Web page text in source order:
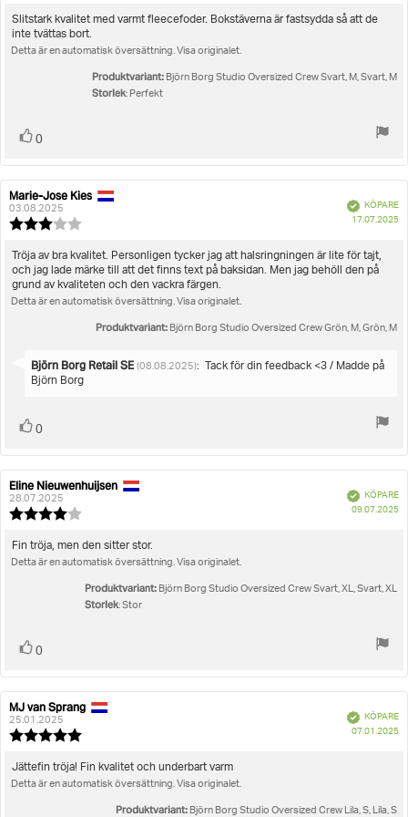
utav
5
stjärnor
Recensionstext:
Slitstark kvalitet med varmt fleecefoder. Bokstäverna är fastsydda så att de
inte tvättas bort.
Detta är en automatisk översättning. Visa originalet.
Produktvariant: Björn Borg Studio Oversized Crew Svart, M, Svart, M
Storlek: Perfekt
Rösta
0
Recensionsförfattare:
Marie-Jose Kies
03.08.2025
utav
5
stjärnor
BekräftadKÖPARE
17.07.2025
Recensionstext:
Tröja av bra kvalitet. Personligen tycker jag att halsringningen är lite för tajt,
och jag lade märke till att det finns text på baksidan. Men jag behöll den på
grund av kvaliteten och den vackra färgen.
Detta är en automatisk översättning. Visa originalet.
Produktvariant: Björn Borg Studio Oversized Crew Grön, M, Grön, M
Svara
från:
Björn Borg Retail SE (08.08.2025):
Tack för din feedback <3 / Madde på
Björn Borg
Rösta
0
Recensionsförfattare:
Eline Nieuwenhuijsen
28.07.2025
utav
BekräftadKÖPARE
09.07.2025
Recensionstext:
Fin tröja, men den sitter stor.
Detta är en automatisk översättning. Visa originalet.
Produktvariant: Björn Borg Studio Oversized Crew Svart, XL, Svart, XL
Storlek: Stor
Rösta
0
Recensionsförfattare:
MJ van Sprang
25.01.2025
utav
BekräftadKÖPARE
07.01.2025
Recensionstext:
Jättefin tröja! Fin kvalitet och underbart varm
Detta är en automatisk översättning. Visa originalet.
Produktvariant: Björn Borg Studio Oversized Crew Lila, S, Lila, S